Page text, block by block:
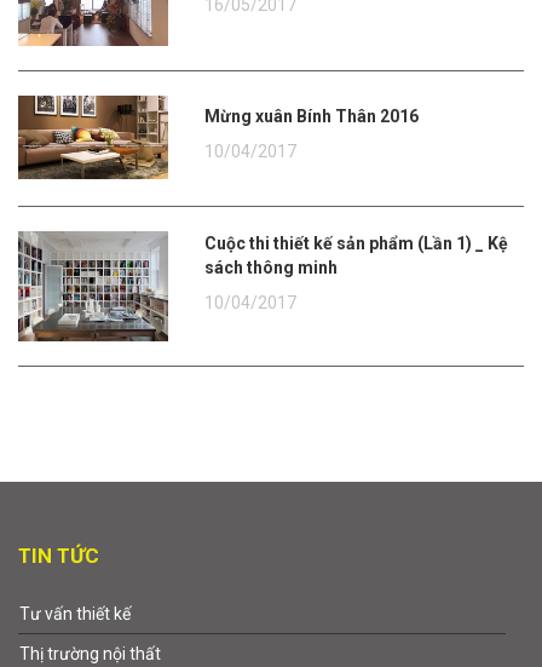
16/05/2017
Mừng xuân Bính Thân 2016
10/04/2017
Cuộc thi thiết kế sản phẩm (Lần 1) _ Kệ
sách thông minh
10/04/2017
TIN TỨC
Tư vấn thiết kế
Thị trường nội thất